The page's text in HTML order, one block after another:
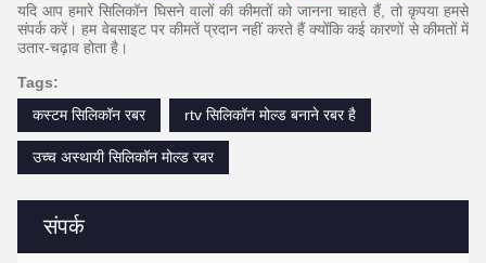
संपर्क
यदि आप हमारे सिलिकॉन घिसने वालों की कीमतों को जानना चाहते हैं, तो कृपया हमसे
संपर्क करें। हम वेबसाइट पर कीमतें प्रदान नहीं करते हैं क्योंकि कई कारणों से कीमतों में
उतार-चढ़ाव होता है।
Tags:
कस्टम सिलिकॉन रबर
rtv सिलिकॉन मोल्ड बनाने रबर है
उच्च अस्थायी सिलिकॉन मोल्ड रबर